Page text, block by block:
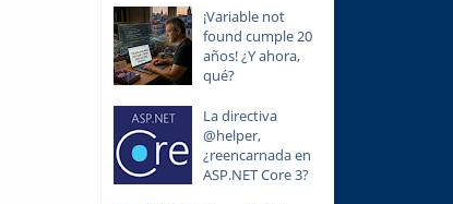
¡Variable not
found cumple 20
años! ¿Y ahora,
qué?
La directiva
@helper,
¿reencarnada en
ASP.NET Core 3?